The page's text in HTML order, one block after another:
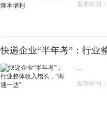
发布时间
快递企业“半年考”：行业
...
发布时间